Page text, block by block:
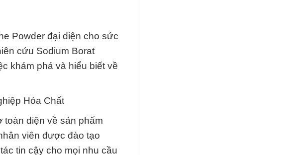
Powder đại diện cho sức
cứu Sodium Borat
khám phá và hiểu biết về
Hóa Chất
toàn diện về sản phẩm
viên được đào tạo
tin cậy cho mọi nhu cầu